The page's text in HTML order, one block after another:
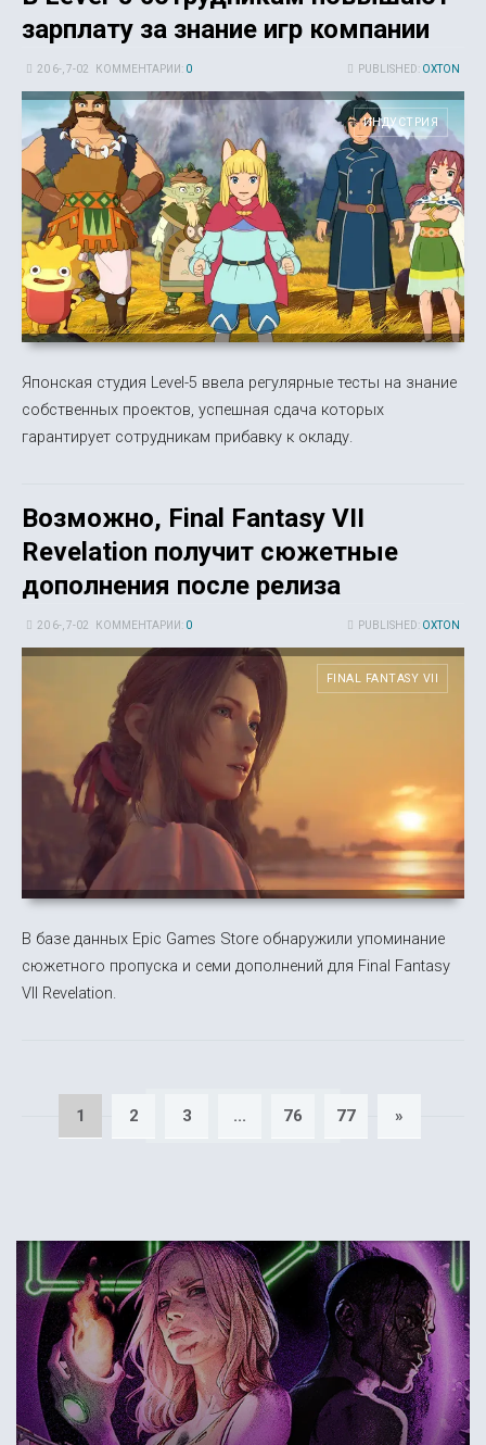
зарплату за знание игр компании
PUBLISHED: OXTON
20 6-, 7-02 КОММЕНТАРИИ: 0
ИНДУСТРИЯ
Японская студия Level-5 ввела регулярные тесты на знание
собственных проектов, успешная сдача которых
гарантирует сотрудникам прибавку к окладу.
Возможно, Final Fantasy VII
Revelation получит сюжетные
дополнения после релиза
PUBLISHED: OXTON
20 6-, 7-02 КОММЕНТАРИИ: 0
FINAL FANTASY VII
В базе данных Epic Games Store обнаружили упоминание
сюжетного пропуска и семи дополнений для Final Fantasy
VII Revelation.
1 2 3 ... 76 77 »